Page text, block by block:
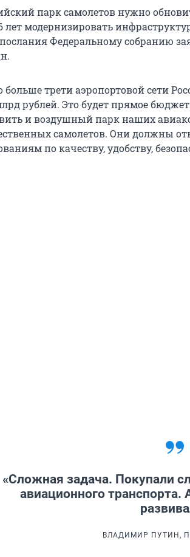
парк самолетов нужно
лет модернизировать
Федеральному собранию
больше трети аэропортовой сети
рублей. Это будет прямое
и воздушный парк наших
самолетов. Они должны
по качеству, удобству,
«Сложная задача. Покупали
авиационного транспорта.
ВЛАДИМИР ПУТИН,